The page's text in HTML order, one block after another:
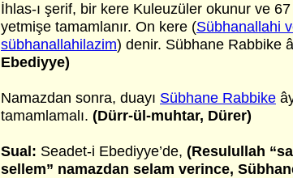
İhlas-ı şerif, bir kere Kuleuzüler okunur ve
yetmişe tamamlanır. On kere (Sübhanallahi
sübhanallahilazim) denir. Sübhane Rabbike
Ebediyye)
Namazdan sonra, duayı Sübhane Rabbike
tamamlamalı. (Dürr-ül-muhtar, Dürer)
Sual: Seadet-i Ebediyye’de, (Resulullah
sellem” namazdan selam verince,